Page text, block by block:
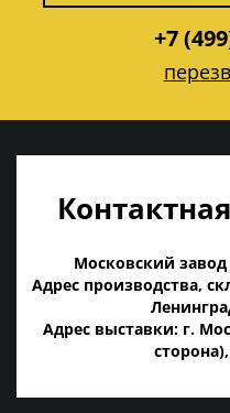
+7
Московский
Адрес производства,
Адрес выставки: г.